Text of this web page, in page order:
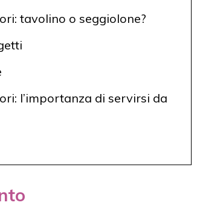
tavolino o seggiolone?
l’importanza di servirsi da